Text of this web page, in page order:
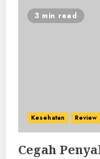
3 min read
Kesehatan Review
Cegah